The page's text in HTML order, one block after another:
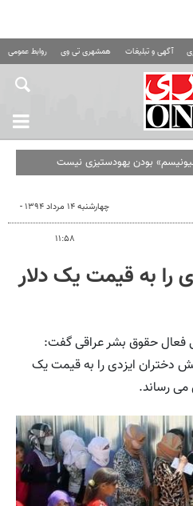
آگهی و تبلیغات همشهری تی وی روابط عمومی
بودن یهودستیزی نیست
چهارشنبه ۱۴ مرداد ۱۳۹۴ -
۱۱:۵۸
را به قیمت یک دلار
فعال حقوق بشر عراقی گفت:
دختران ایزدی را به قیمت یک
می رساند.